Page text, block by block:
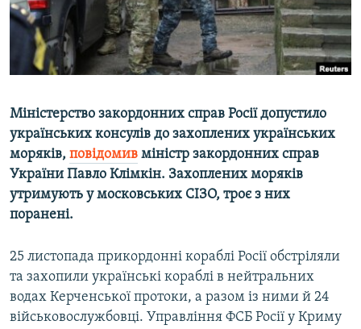
СВІДЧЕННЯ ОКУПАЦІЇ
УКРАЇНСЬКА ПРОБЛЕМА КРИМУ
ІНФОГРАФІКА
Qırımtatar
ДОЛУЧАЙСЯ!
Усі сайти RFE/RL
Міністерство закордонних справ Росії допустило
українських консулів до захоплених українських
моряків, повідомив міністр закордонних справ
України Павло Клімкін. Захоплених моряків
утримують у московських СІЗО, троє з них
поранені.
25 листопада прикордонні кораблі Росії обстріляли
та захопили українські кораблі в нейтральних
водах Керченської протоки, а разом із ними й 24
військовослужбовці. Управління ФСБ Росії у Криму